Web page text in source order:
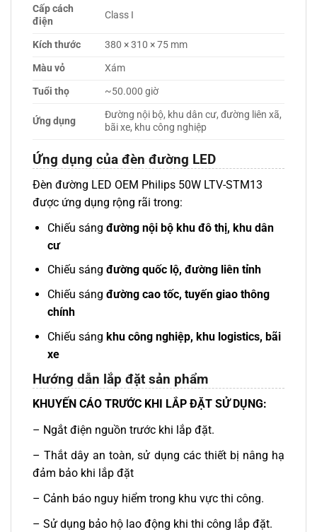
Cấp cách
điện
Class I
Kích thước
380 × 310 × 75 mm
Màu vỏ
Xám
Tuổi thọ
~50.000 giờ
Ứng dụng
Đường nội bộ, khu dân cư, đường liên xã,
bãi xe, khu công nghiệp
Ứng dụng của đèn đường LED
Đèn đường LED OEM Philips 50W LTV-STM13
được ứng dụng rộng rãi trong:
Chiếu sáng đường nội bộ khu đô thị, khu dân
cư
Chiếu sáng đường quốc lộ, đường liên tỉnh
Chiếu sáng đường cao tốc, tuyến giao thông
chính
Chiếu sáng khu công nghiệp, khu logistics, bãi
xe
Hướng dẫn lắp đặt sản phẩm
KHUYẾN CÁO TRƯỚC KHI LẮP ĐẶT SỬ DỤNG:
– Ngắt điện nguồn trước khi lắp đặt.
– Thắt dây an toàn, sử dụng các thiết bị nâng hạ
đảm bảo khi lắp đặt
– Cảnh báo nguy hiểm trong khu vực thi công.
– Sử dụng bảo hộ lao động khi thi công lắp đặt.